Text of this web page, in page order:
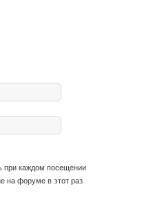
при каждом посещении
на форуме в этот раз